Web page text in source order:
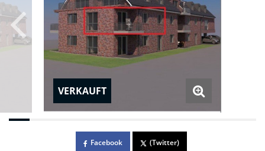
VERKAUFT
Facebook (Twitter)